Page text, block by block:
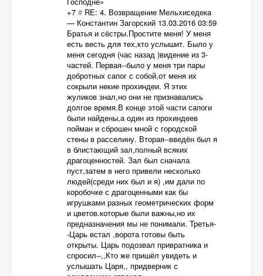
+7 # RE: 4. Возвращение Мельхиседека
— Константин Загорский 13.03.2016 03:59
Братья и сёстры.Простите меня! У меня
есть весть для тех,кто услышит. Было у
меня сегодня (час назад )видение из 3-
частей. Первая--было у меня три пары
добротных сапог с собой,от меня их
сокрыли некие прохиндеи. Я этих
жуликов знал,но они не признавались
долгое время.В конце этой части сапоги
были найдены,а один из прохиндеев
пойман и сброшен мной с городской
стены в расселину. Вторая--введён был я
в блистающий зал,полный всяких
драгоценностей. Зал был сначала
пуст,затем в него привели несколько
людей(среди них был и я) ,им дали по
коробочке с драгоценными как бы
игрушками разных геометрических форм
и цветов.которые были важны,но их
предназначения мы не понимали. Третья-
-Царь встал ,ворота готовы быть
открыты. Царь подозвал привратника и
спросил--,,Кто же пришёл увидеть и
услышать Царя,, придверник с